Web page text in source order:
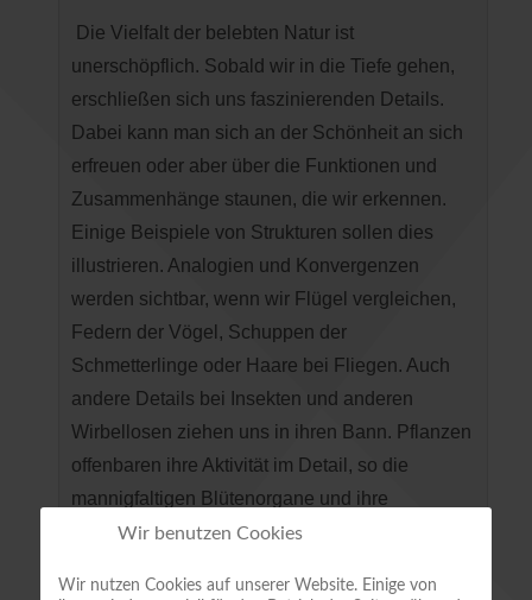
Die Vielfalt der belebten Natur ist
unerschöpflich. Sobald wir in die Tiefe gehen,
erschließen sich uns faszinierenden Details.
Dabei kann man sich an der Schönheit an sich
erfreuen oder aber über die Funktionen und
Zusammenhänge staunen, die wir erkennen.
Einige Beispiele von Strukturen sollen dies
illustrieren. Analogien und Konvergenzen
werden sichtbar, wenn wir Flügel vergleichen,
Federn der Vögel, Schuppen der
Schmetterlinge oder Haare bei Fliegen. Auch
andere Details bei Insekten und anderen
Wirbellosen ziehen uns in ihren Bann. Pflanzen
offenbaren ihre Aktivität im Detail, so die
mannigfaltigen Blütenorgane und ihre
Unterschiede bei verschiedenen
Wir benutzen Cookies
Wir nutzen Cookies auf unserer Website. Einige von